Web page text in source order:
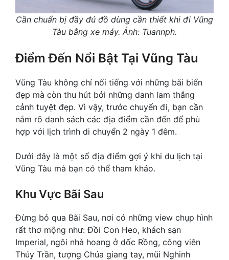
Cần chuẩn bị đầy đủ đồ dùng cần thiết khi đi Vũng
Tàu bằng xe máy. Ảnh: Tuannph.
Điểm Đến Nổi Bật Tại Vũng Tàu
Vũng Tàu không chỉ nổi tiếng với những bãi biển
đẹp mà còn thu hút bởi những danh lam thắng
cảnh tuyệt đẹp. Vì vậy, trước chuyến đi, bạn cần
nắm rõ danh sách các địa điểm cần đến để phù
hợp với lịch trình di chuyển 2 ngày 1 đêm.
Dưới đây là một số địa điểm gợi ý khi du lịch tại
Vũng Tàu mà bạn có thể tham khảo.
Khu Vực Bãi Sau
Đừng bỏ qua Bãi Sau, nơi có những view chụp hình
rất thơ mộng như: Đồi Con Heo, khách sạn
Imperial, ngôi nhà hoang ở dốc Rồng, công viên
Thủy Trần, tượng Chúa giang tay, mũi Nghinh